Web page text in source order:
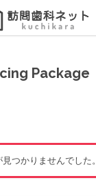
Package
つかりませんでした。